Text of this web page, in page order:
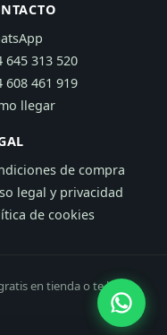
645 313 520
608 461 919
llegar
de compra
legal y privacidad
de cookies
en tienda o te lo